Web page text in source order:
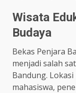
Wisata
Budaya
Bekas Penjara
menjadi salah
Bandung.
mahasiswa,